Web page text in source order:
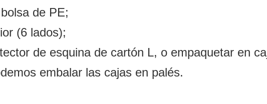
de PE;
(6 lados);
de esquina de cartón L, o empaquetar en
embalar las cajas en palés.